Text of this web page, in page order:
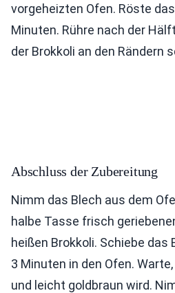
vorgeheizten Ofen. Röste
Minuten. Rühre nach der
der Brokkoli an den Rändern
Abschluss der Zubereitung
Nimm das Blech aus dem
halbe Tasse frisch
heißen Brokkoli. Schiebe
3 Minuten in den Ofen.
und leicht goldbraun wird.